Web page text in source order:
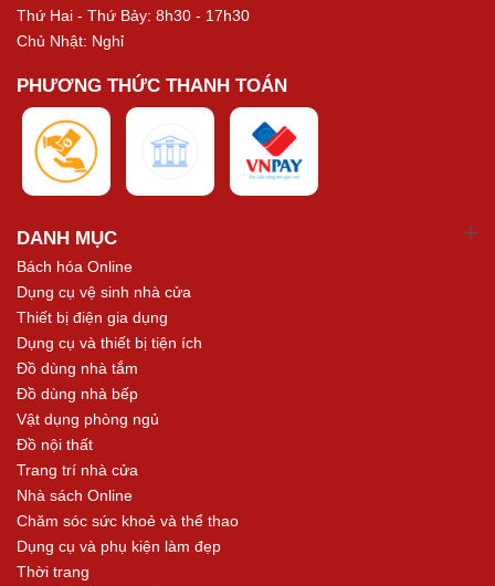
Thứ Hai - Thứ Bảy: 8h30 - 17h30
Chủ Nhật: Nghỉ
PHƯƠNG THỨC THANH TOÁN
DANH MỤC
Bách hóa Online
Dụng cụ vệ sinh nhà cửa
Thiết bị điện gia dụng
Dụng cụ và thiết bị tiện ích
Đồ dùng nhà tắm
Đồ dùng nhà bếp
Vật dụng phòng ngủ
Đồ nội thất
Trang trí nhà cửa
Nhà sách Online
Chăm sóc sức khoẻ và thể thao
Dụng cụ và phụ kiện làm đẹp
Thời trang